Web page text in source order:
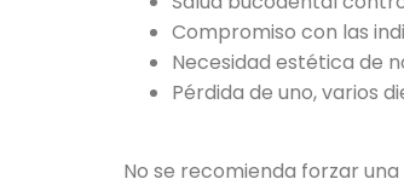
Compromiso con las
Necesidad estética de
Pérdida de uno, varios
No se recomienda forzar